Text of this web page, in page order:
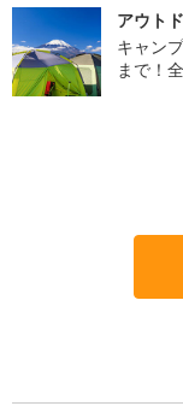
アウト
キャン
まで！